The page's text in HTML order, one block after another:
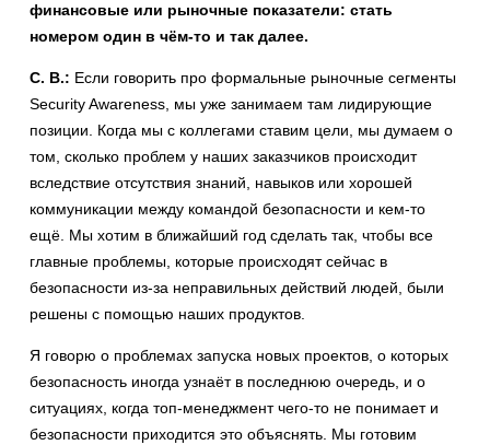
финансовые или рыночные показатели: стать
номером один в чём-то и так далее.
С. В.: Если говорить про формальные рыночные сегменты
Security Awareness, мы уже занимаем там лидирующие
позиции. Когда мы с коллегами ставим цели, мы думаем о
том, сколько проблем у наших заказчиков происходит
вследствие отсутствия знаний, навыков или хорошей
коммуникации между командой безопасности и кем-то
ещё. Мы хотим в ближайший год сделать так, чтобы все
главные проблемы, которые происходят сейчас в
безопасности из-за неправильных действий людей, были
решены с помощью наших продуктов.
Я говорю о проблемах запуска новых проектов, о которых
безопасность иногда узнаёт в последнюю очередь, и о
ситуациях, когда топ-менеджмент чего-то не понимает и
безопасности приходится это объяснять. Мы готовим